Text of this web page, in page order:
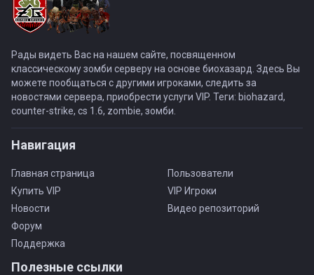
Рады видеть Вас на нашем сайте, посвященном
классическому зомби серверу на основе биохазард. Здесь Вы
можете пообщаться с другими игроками, следить за
новостями сервера, приобрести услуги VIP. Теги: biohazard,
counter-strike, cs 1.6, zombie, зомби.
Навигация
Главная страница
Купить VIP
Новости
Форум
Поддержка
Пользователи
VIP Игроки
Видео репозиторий
Полезные ссылки